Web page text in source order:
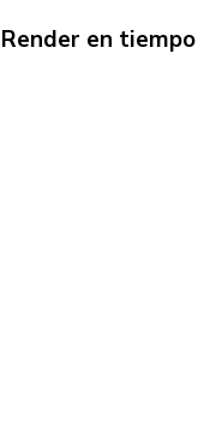
en tiempo